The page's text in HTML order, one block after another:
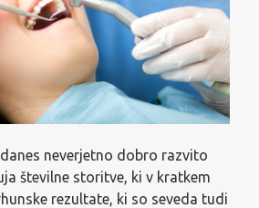
neverjetno dobro razvito
številne storitve, ki v kratkem
rezultate, ki so seveda tudi